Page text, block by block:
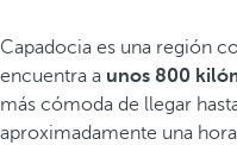
Capadocia es una región
encuentra a unos 800
más cómoda de llegar
aproximadamente una